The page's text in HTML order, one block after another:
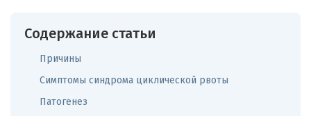
Содержание статьи
Причины
Симптомы синдрома циклической рвоты
Патогенез